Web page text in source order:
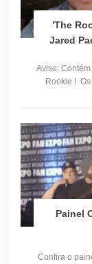
'The
Jared
Aviso:
Rookie !
Painel
Confira o